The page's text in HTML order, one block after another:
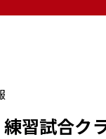
習試合ク